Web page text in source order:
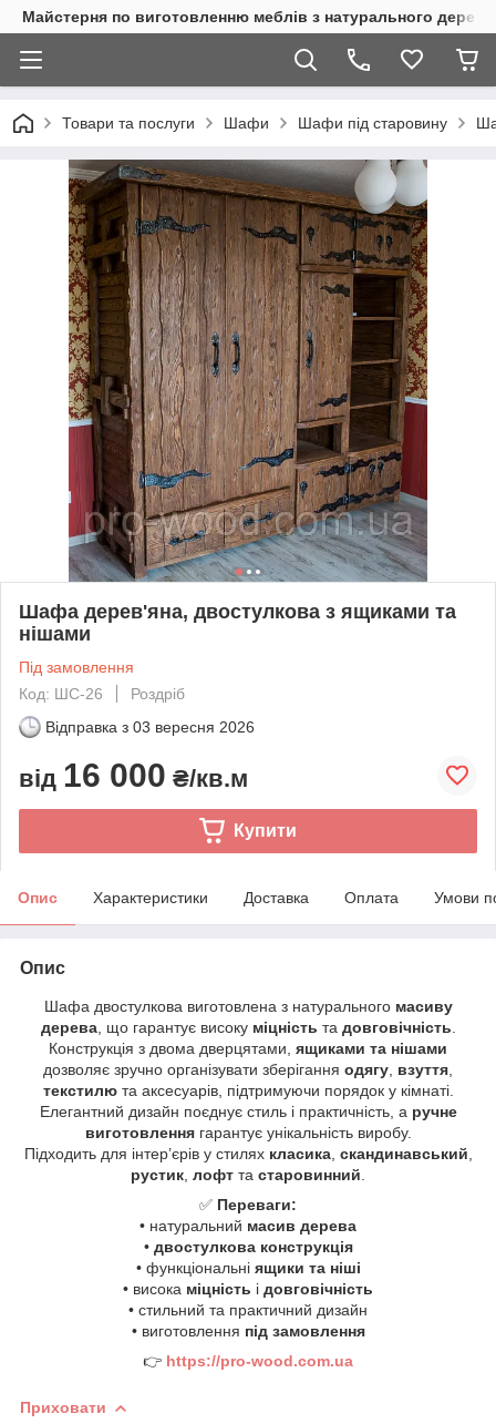
Майстерня по виготовленню меблів з натурального
Товари та послуги Шафи Шафи під старовину
Шафа дерев'яна, двостулкова з ящиками та
нішами
Під замовлення
Код: ШС-26
Роздріб
Відправка з 03 вересня 2026
від 16 000 ₴/кв.м
Купити
Опис Характеристики Доставка Оплата Умови
Опис
Шафа двостулкова виготовлена з натурального масиву
дерева, що гарантує високу міцність та довговічність
Конструкція з двома дверцятами, ящиками та нішами
дозволяє зручно організувати зберігання одягу взуття
текстилюта аксесуарів, підтримуючи порядок у кімнаті.
Елегантний дизайн поєднує стиль і практичність, а ручне
виготовленнягарантує унікальність виробу.
Підходить для інтер’єрів у стилях класика, скандинавський
рустик лофт та старовинний
✅ Переваги:
• натуральний масив дерева
• двостулкова конструкція
• функціональні ящики та ніші
• висока міцність і довговічність
• стильний та практичний дизайн
• виготовлення під замовлення
👉 https://pro-wood.com.ua
Приховати